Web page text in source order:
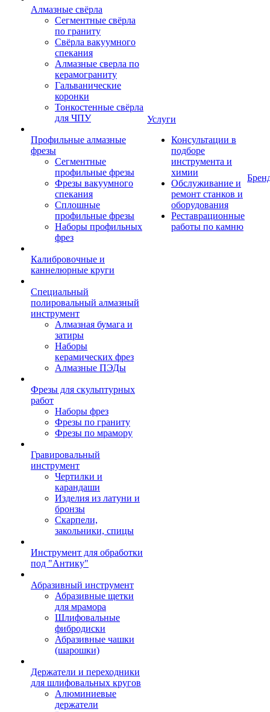
Алмазные свёрла
Сегментные свёрла
по граниту
Свёрла вакуумного
спекания
Алмазные сверла по
керамограниту
Гальванические
коронки
Тонкостенные свёрла
для ЧПУ
Профильные алмазные
фрезы
Сегментные
профильные фрезы
Фрезы вакуумного
спекания
Сплошные
профильные фрезы
Наборы профильных
фрез
Калибровочные и
каннелюрные круги
Специальный
полировальный алмазный
инструмент
Алмазная бумага и
затиры
Наборы
керамических фрез
Алмазные ПЭДы
Фрезы для скульптурных
работ
Наборы фрез
Фрезы по граниту
Фрезы по мрамору
Гравировальный
инструмент
Чертилки и
карандаши
Изделия из латуни и
бронзы
Скарпели,
закольники, спицы
Инструмент для обработки
под "Антику"
Абразивный инструмент
Абразивные щетки
для мрамора
Шлифовальные
фибродиски
Абразивные чашки
(шарошки)
Держатели и переходники
для шлифовальных кругов
Алюминиевые
держатели
Услуги
Консультации в
подборе
инструмента и
химии
Обслуживание и
ремонт станков и
оборудования
Реставрационные
работы по камню